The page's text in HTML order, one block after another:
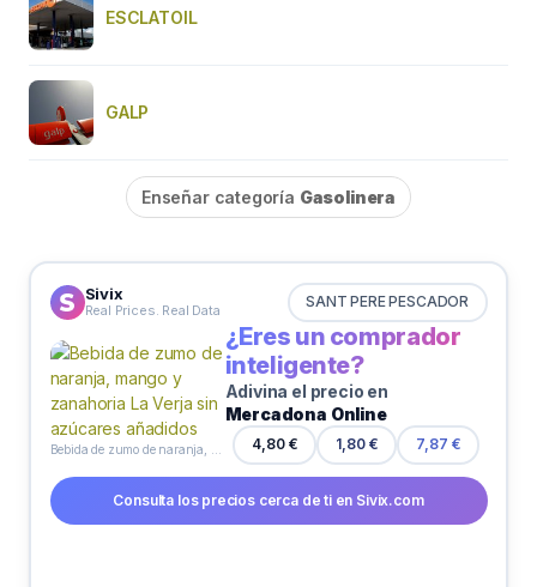
ESCLATOIL
GALP
Enseñar categoría Gasolinera
Sivix
Real Prices. Real Data SANT PERE PESCADOR
¿Eres un comprador
inteligente?
Adivina el precio en
Mercadona Online
4,80 € 1,80 € 7,87 €
Consulta los precios cerca de ti en Sivix.com